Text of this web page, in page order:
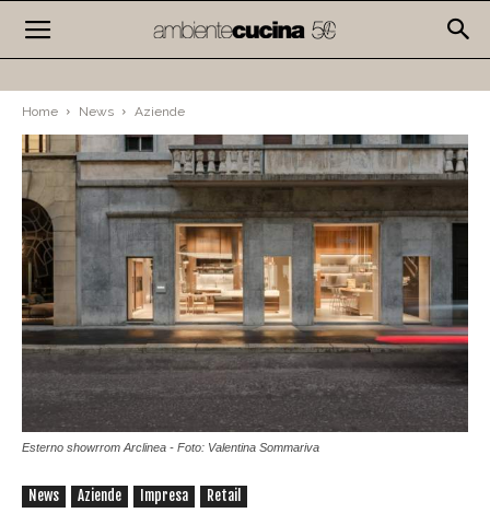
Home News Aziende
Esterno showrrom Arclinea - Foto: Valentina Sommariva
News Aziende Impresa Retail